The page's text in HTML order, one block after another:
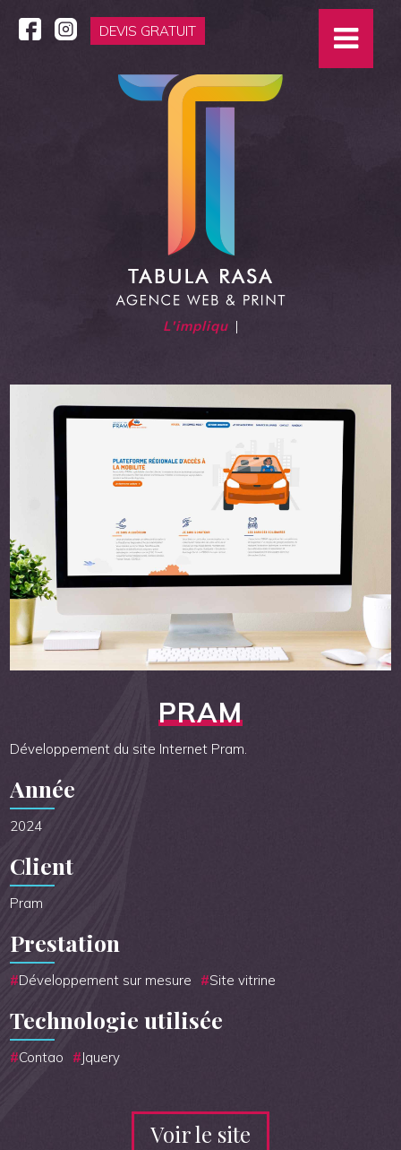
DEVIS GRATUIT
L'impliquée
PRAM
Développement du site Internet Pram.
Année
2024
Client
Pram
Prestation
Développement sur mesure Site vitrine
Technologie utilisée
Contao Jquery
Voir le site